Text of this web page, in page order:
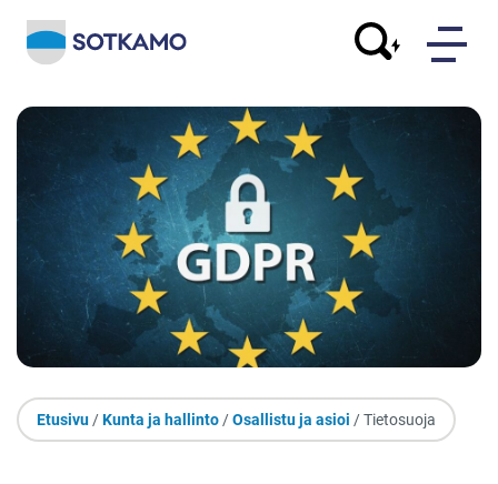
Etusivu /Kunta ja hallinto /Osallistu ja asioi / Tietosuoja